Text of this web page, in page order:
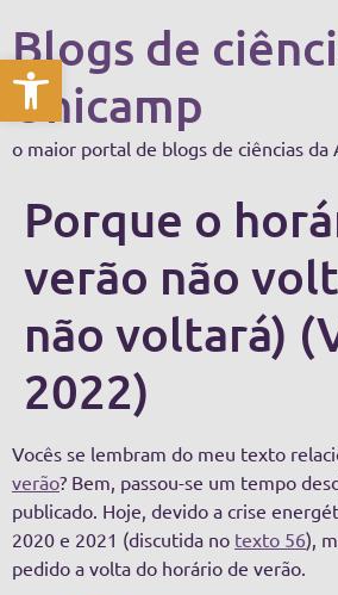
Abrir a barra de
Blogs de
Unicamp
o maior portal de blogs de ciências da
Porque o
verão não
não voltará)
2022)
Vocês se lembram do meu texto
verão? Bem, passou-se um tempo
publicado. Hoje, devido a crise
2020 e 2021 (discutida no texto 56),
pedido a volta do horário de verão.